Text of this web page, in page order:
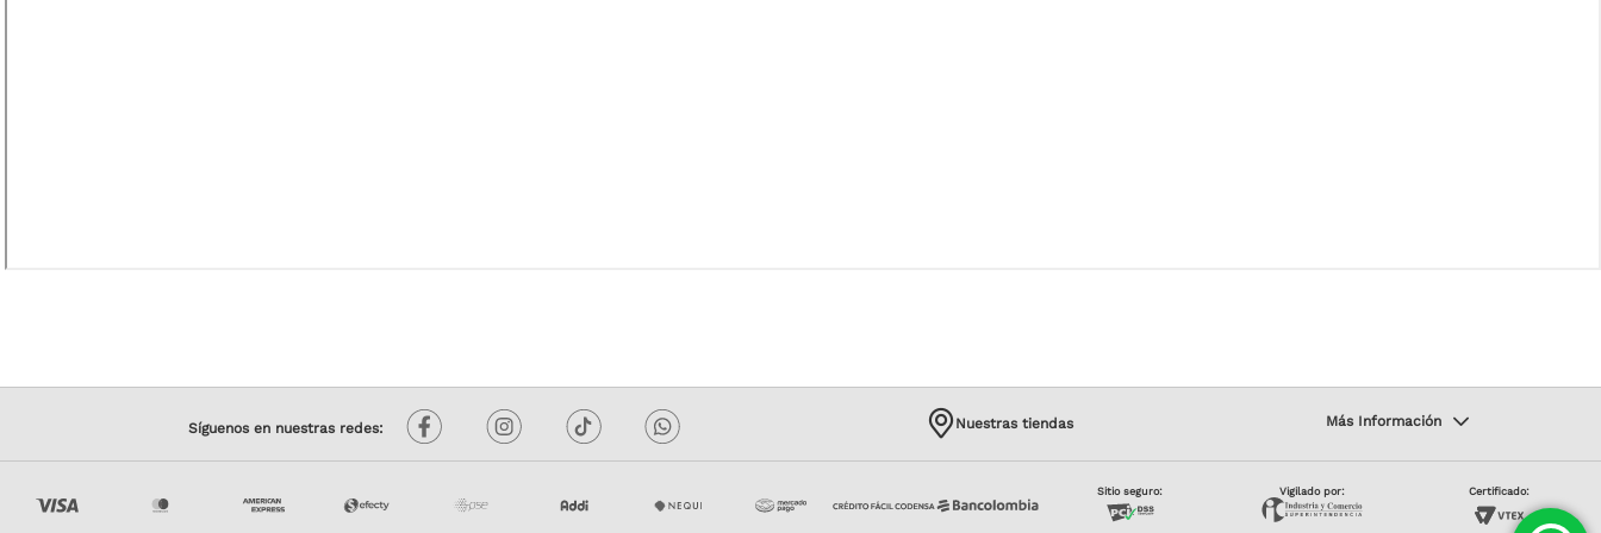
Síguenos en nuestras redes: Nuestras tiendas
Sitio seguro: Vigilado por: Certificado: